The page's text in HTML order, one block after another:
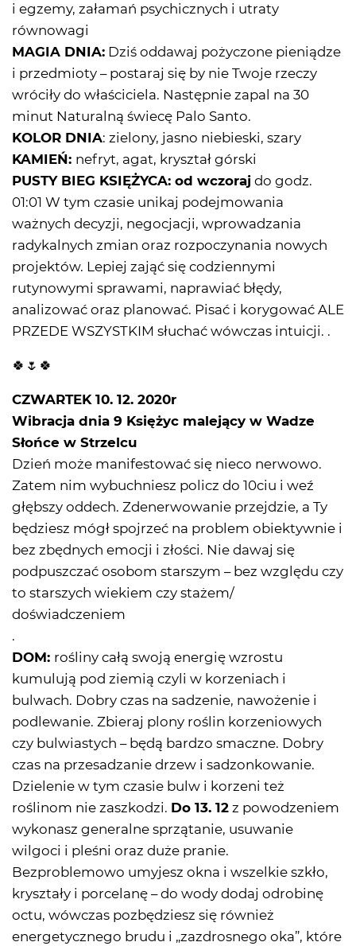
i egzemy, załamań psychicznych i utraty
równowagi
MAGIA DNIA: Dziś oddawaj pożyczone pieniądze
i przedmioty – postaraj się by nie Twoje rzeczy
wróciły do właściciela. Następnie zapal na 30
minut Naturalną świecę Palo Santo.
KOLOR DNIA: zielony, jasno niebieski, szary
KAMIEŃ: nefryt, agat, kryształ górski
PUSTY BIEG KSIĘŻYCA: od wczoraj do godz.
01:01 W tym czasie unikaj podejmowania
ważnych decyzji, negocjacji, wprowadzania
radykalnych zmian oraz rozpoczynania nowych
projektów. Lepiej zająć się codziennymi
rutynowymi sprawami, naprawiać błędy,
analizować oraz planować. Pisać i korygować ALE
PRZEDE WSZYSTKIM słuchać wówczas intuicji. .
🍀🌷🍀
CZWARTEK 10. 12. 2020r
Wibracja dnia 9 Księżyc malejący w Wadze
Słońce w Strzelcu
Dzień może manifestować się nieco nerwowo.
Zatem nim wybuchniesz policz do 10ciu i weź
głębszy oddech. Zdenerwowanie przejdzie, a Ty
będziesz mógł spojrzeć na problem obiektywnie i
bez zbędnych emocji i złości. Nie dawaj się
podpuszczać osobom starszym – bez względu czy
to starszych wiekiem czy stażem/
doświadczeniem
.
DOM: rośliny całą swoją energię wzrostu
kumulują pod ziemią czyli w korzeniach i
bulwach. Dobry czas na sadzenie, nawożenie i
podlewanie. Zbieraj plony roślin korzeniowych
czy bulwiastych – będą bardzo smaczne. Dobry
czas na przesadzanie drzew i sadzonkowanie.
Dzielenie w tym czasie bulw i korzeni też
roślinom nie zaszkodzi. Do 13. 12 z powodzeniem
wykonasz generalne sprzątanie, usuwanie
wilgoci i pleśni oraz duże pranie.
Bezproblemowo umyjesz okna i wszelkie szkło,
kryształy i porcelanę – do wody dodaj odrobinę
octu, wówczas pozbędziesz się również
energetycznego brudu i „zazdrosnego oka”, które